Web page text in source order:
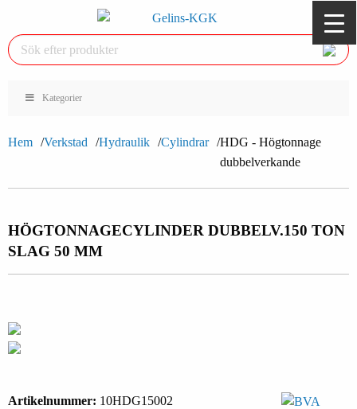
Kategorier
Hem Verkstad Hydraulik Cylindrar
HDG - Högtonnage
dubbelverkande
HÖGTONNAGECYLINDER DUBBELV.150 TON
SLAG 50 MM
Artikelnummer: 10HDG15002